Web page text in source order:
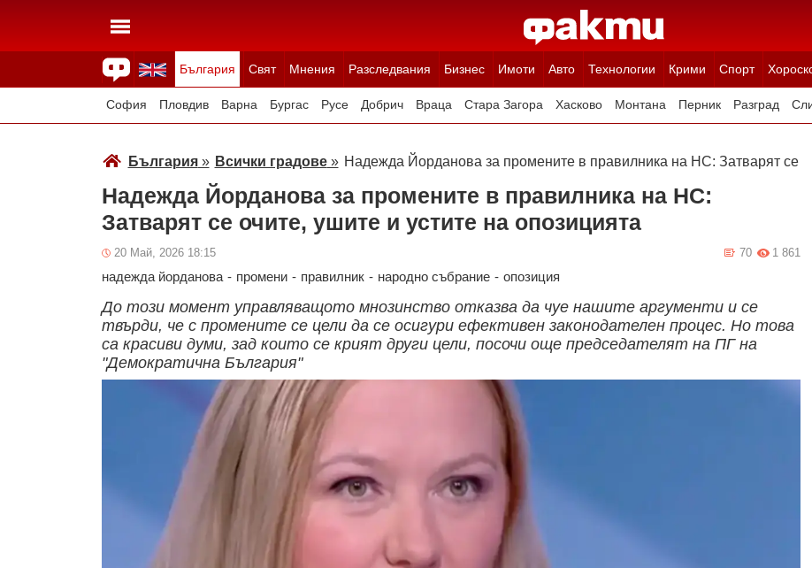
България Свят Мнения Разследвания Бизнес Имоти Авто Технологии Крими Спорт
Здраве Времето Анкети Вицове Куизове
София Пловдив Варна Бургас Русе Добрич Враца Стара Загора Хасково Монтана Перник Разград
България» Всички градове» Надежда Йорданова за промените в правилника на НС: Затварят се
Надежда Йорданова за промените в правилника на НС:
Затварят се очите, ушите и устите на опозицията
20 Май, 2026 18:15 1 861
70
надежда йорданова - промени - правилник - народно събрание - опозиция
До този момент управляващото мнозинство отказва да чуе нашите аргументи и се
твърди, че с промените се цели да се осигури ефективен законодателен процес. Но това
са красиви думи, зад които се крият други цели, посочи още председателят на ПГ на
"Демократична България"